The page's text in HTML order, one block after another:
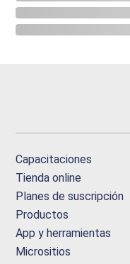
Capacitaciones
Tienda online
Planes de suscripción
Productos
App y herramientas
Micrositios